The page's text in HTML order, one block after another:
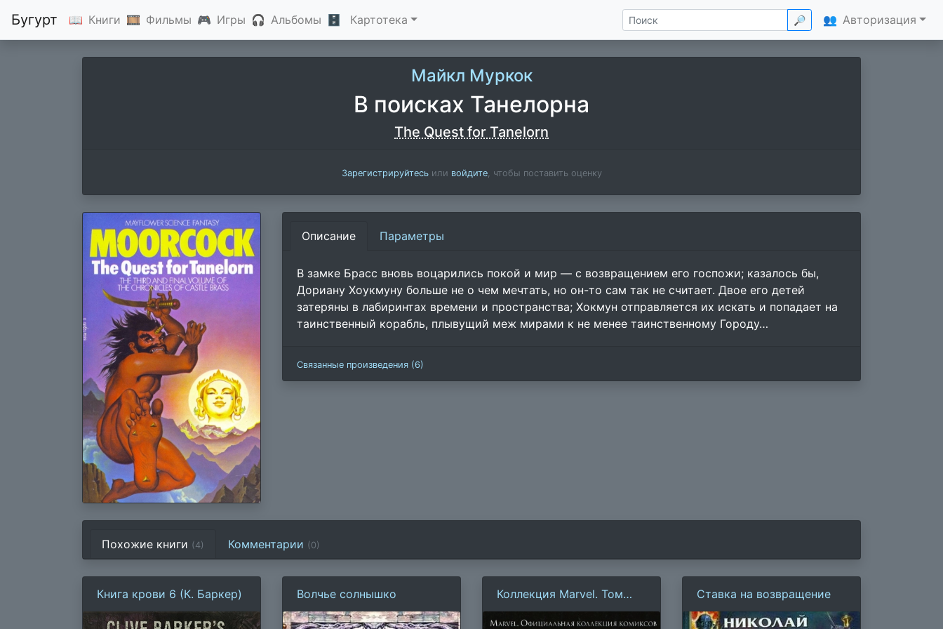
Бугурт 📖 Книги 🎞 Фильмы 🎮 Игры 🎧 Альбомы 🗄 Картотека 🔎 👥 Авторизация
Майкл Муркок
В поисках Танелорна
The Quest for Tanelorn
Зарегистрируйтесьили войдите, чтобы поставить оценку
Описание Параметры
В замке Брасс вновь воцарились покой и мир — с возвращением его госпожи; казалось бы,
Дориану Хоукмуну больше не о чем мечтать, но он-то сам так не считает. Двое его детей
затеряны в лабиринтах времени и пространства; Хокмун отправляется их искать и попадает на
таинственный корабль, плывущий меж мирами к не менее таинственному Городу…
Связанные произведения (6)
Похожие книги (4) Комментарии (0)
Книга крови 6 (К. Баркер) Волчье солнышко
Коллекция Marvel. Том
066: Тайные мстители.
Ставка на возвращение